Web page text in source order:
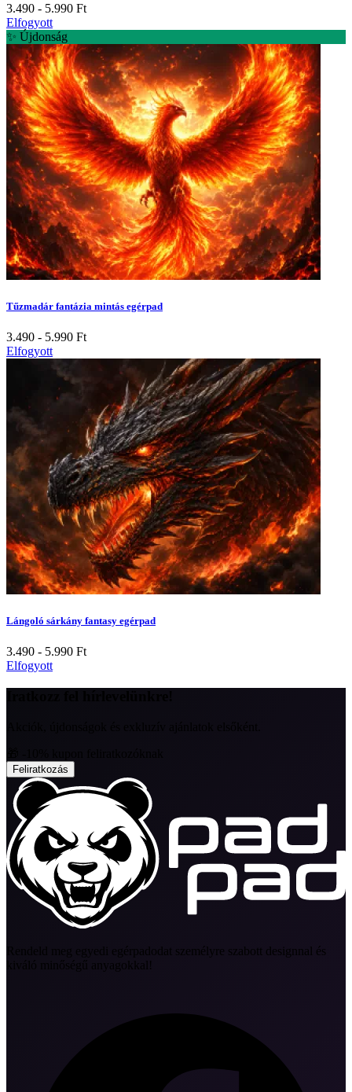
3.490 - 5.990 Ft
Elfogyott
✨ Újdonság
Tűzmadár fantázia mintás egérpad
3.490 - 5.990 Ft
Elfogyott
Lángoló sárkány fantasy egérpad
3.490 - 5.990 Ft
Elfogyott
Feliratkozás
Rendeld meg egyedi egérpadodat személyre szabott designnal és
kiváló minőségű anyagokkal!